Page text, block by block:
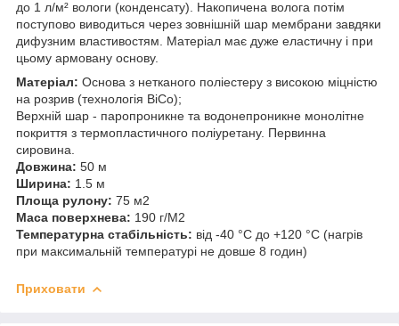
до 1 л/м² вологи (конденсату). Накопичена волога потім
поступово виводиться через зовнішній шар мембрани завдяки
дифузним властивостям. Матеріал має дуже еластичну і при
цьому армовану основу.
Матеріал: Основа з нетканого поліестеру з високою міцністю
на розрив (технологія BiCo);
Верхній шар - паропроникне та водонепроникне монолітне
покриття з термопластичного поліуретану. Первинна
сировина.
Довжина: 50 м
Ширина: 1.5 м
Площа рулону: 75 м2
Маса поверхнева: 190 г/M2
Температурна стабільність: від -40 °C до +120 °C (нагрів
при максимальній температурі не довше 8 годин)
Приховати